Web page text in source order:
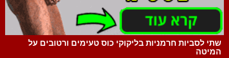
שתי לסביות חרמניות בליקוקי כוס טעימים ורטובים על
המיטה